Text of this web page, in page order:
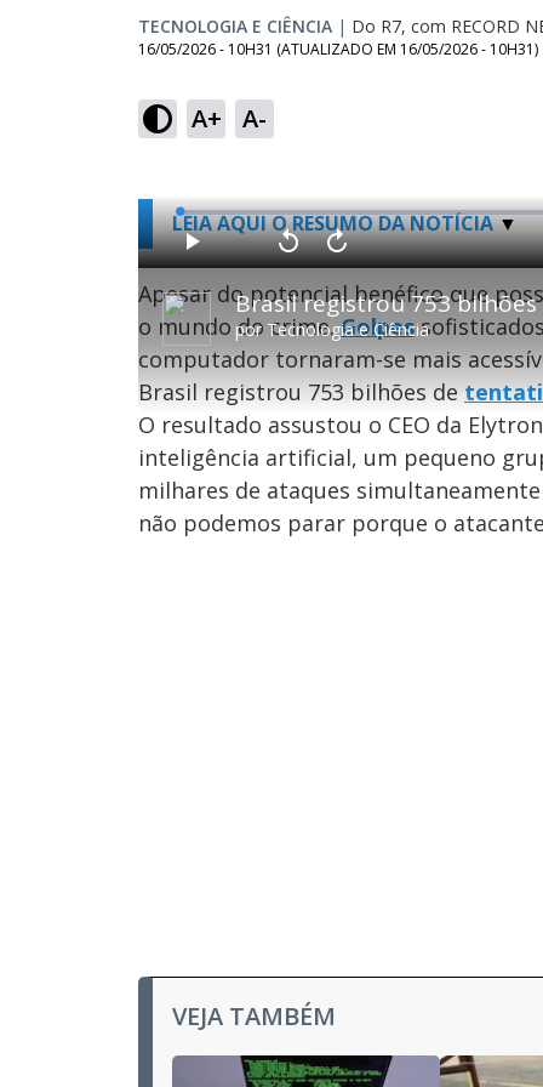
TECNOLOGIA E CIÊNCIA | Do R7, com RECORD
16/05/2026 - 10H31 (ATUALIZADO EM 16/05/2026 - 10H31)
A+ A-
LEIA AQUI O RESUMO DA NOTÍCIA
Brasil registrou 753
por Tecnologia e Ciência
P
l
y
V
o
t
a
r
1
s
e
u
d
o
A
v
n
ç
a
r
1
0
s
e
g
n
d
s
L
o
a
d
e
:
0
.
6
3
%
Apesar do potencial benéfico que
o mundo do crime.Golpes
computador tornaram-se mais
Brasil registrou 753 bilhões de
O resultado assustou o CEO da
inteligência artificial, um pequeno
milhares de ataques
não podemos parar porque o
VEJA TAMBÉM